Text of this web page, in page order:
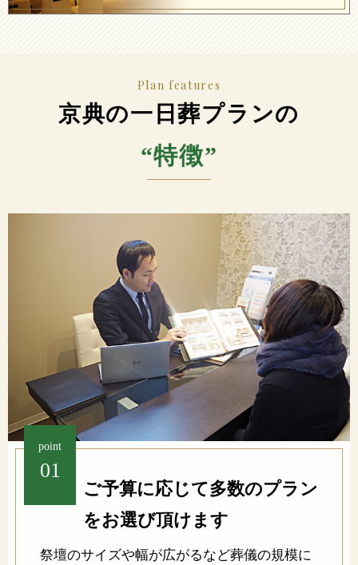
Plan features
京典の一日葬プランの
“特徴”
point
01
ご予算に応じて多数のプラン
をお選び頂けます
祭壇のサイズや幅が広がるなど葬儀の規模に